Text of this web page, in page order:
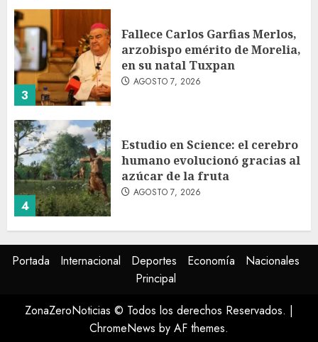
3
Fallece Carlos Garfias Merlos,
arzobispo emérito de Morelia,
en su natal Tuxpan
AGOSTO 7, 2026
4
Estudio en Science: el cerebro
humano evolucionó gracias al
azúcar de la fruta
AGOSTO 7, 2026
5
redes sociales para visados de
periodistas y ciertos
Canadá
AGOSTO 7, 2026
Portada Internacional Deportes Economía
Nacionales
Principal
ZonaZeroNoticias © Todos los derechos Reservados. |
ChromeNews by AF themes.